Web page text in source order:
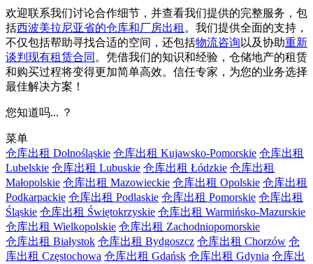
欢迎联系我们讨论合作细节，并查看我们提供的完整服务，包
括西波美拉尼亚省的仓库和厂房出租 。我们提供全面的支持，
不仅包括帮助寻找合适的空间，还包括物流咨询 以及协助重新
谈判现有租赁合同 。凭借我们的知识和经验，仓储地产的租赁
和购买过程将变得更加简单高效。信任专家，为您的业务选择
最佳解决方案！
您知道吗... ？
菜单
仓库出租 Dolnośląskie 仓库出租 Kujawsko-Pomorskie 仓库出租
Lubelskie 仓库出租 Lubuskie 仓库出租 Łódzkie 仓库出租
Małopolskie 仓库出租 Mazowieckie 仓库出租 Opolskie 仓库出租
Podkarpackie 仓库出租 Podlaskie 仓库出租 Pomorskie 仓库出租
Śląskie 仓库出租 Świętokrzyskie 仓库出租 Warmińsko-Mazurskie
仓库出租 Wielkopolskie 仓库出租 Zachodniopomorskie
仓库出租 Białystok 仓库出租 Bydgoszcz 仓库出租 Chorzów 仓
库出租 Częstochowa 仓库出租 Gdańsk 仓库出租 Gdynia 仓库出